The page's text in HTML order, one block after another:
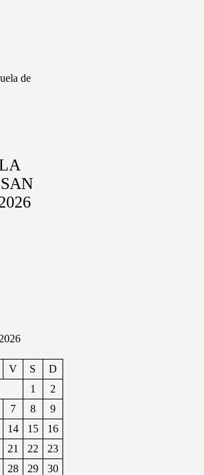
de
V S
D
1
2
7 8
9
14 15
16
21 22
23
28 29
30